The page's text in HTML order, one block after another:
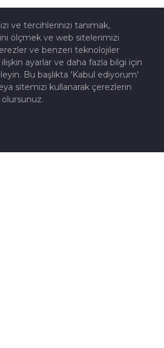
ve tercihlerinizi tanımak,
ölçmek ve web sitelerimizi
ve benzeri teknolojiler
ayarlar ve daha fazla bilgi için
Bu başlıkta 'Kabul ediyorum'
sitemizi kullanarak çerezlerin
olursunuz.